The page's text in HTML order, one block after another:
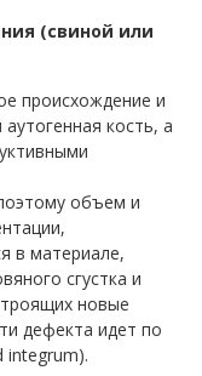
(свиной или
происхождение и
кость, а
объем и
в материале,
сгустка и
новые
дефекта идет по
integrum).